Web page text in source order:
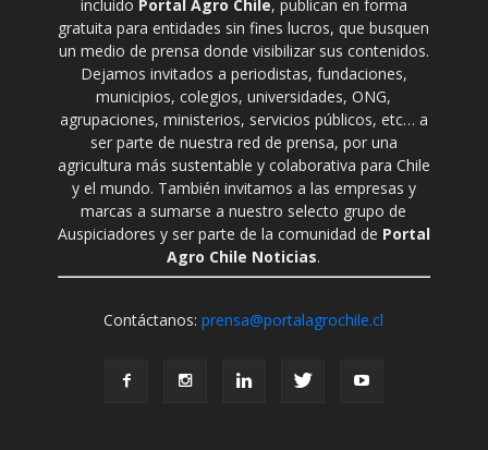
incluido Portal Agro Chile, publican en forma
gratuita para entidades sin fines lucros, que busquen
un medio de prensa donde visibilizar sus contenidos.
Dejamos invitados a periodistas, fundaciones,
municipios, colegios, universidades, ONG,
agrupaciones, ministerios, servicios públicos, etc… a
ser parte de nuestra red de prensa, por una
agricultura más sustentable y colaborativa para Chile
y el mundo. También invitamos a las empresas y
marcas a sumarse a nuestro selecto grupo de
Auspiciadores y ser parte de la comunidad de Portal
Agro Chile Noticias.
Contáctanos:prensa@portalagrochile.cl